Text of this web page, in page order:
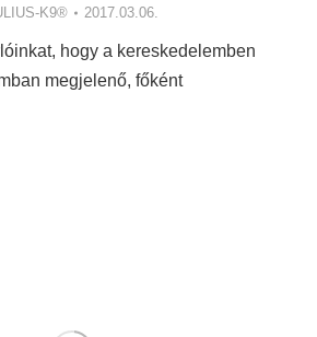
K9® 2017.03.06.
hogy a kereskedelemben
megjelenő, főként